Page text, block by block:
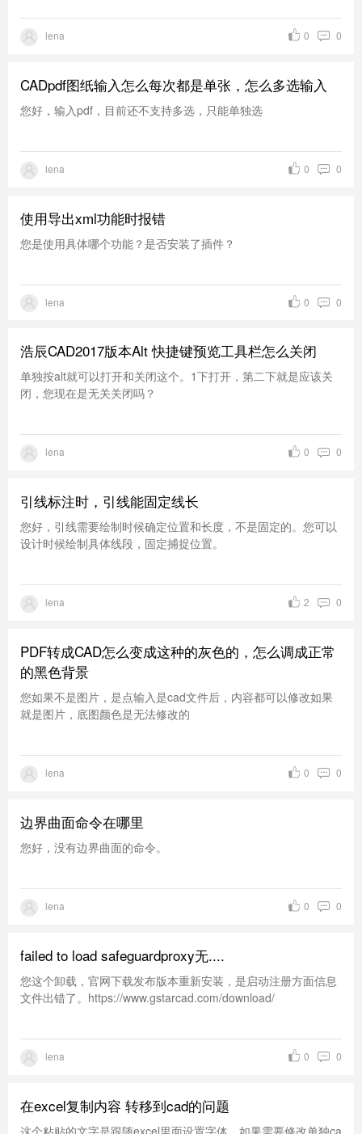
lena 0
0
CADpdf图纸输入怎么每次都是单张，怎么多选输入
您好，输入pdf，目前还不支持多选，只能单独选
lena 0
0
使用导出xml功能时报错
您是使用具体哪个功能？是否安装了插件？
lena 0
0
浩辰CAD2017版本Alt 快捷键预览工具栏怎么关闭
单独按alt就可以打开和关闭这个。1下打开，第二下就是应该关
闭，您现在是无关关闭吗？
lena 0
0
引线标注时，引线能固定线长
您好，引线需要绘制时候确定位置和长度，不是固定的。您可以
设计时候绘制具体线段，固定捕捉位置。
lena 0
2
PDF转成CAD怎么变成这种的灰色的，怎么调成正常
的黑色背景
您如果不是图片，是点输入是cad文件后，内容都可以修改如果
就是图片，底图颜色是无法修改的
lena 0
0
边界曲面命令在哪里
您好，没有边界曲面的命令。
lena 0
0
failed to load safeguardproxy无....
您这个卸载，官网下载发布版本重新安装，是启动注册方面信息
文件出错了。https://www.gstarcad.com/download/
lena 0
0
在excel复制内容 转移到cad的问题
这个粘贴的文字是跟随excel里面设置字体，如果需要修改单独ca